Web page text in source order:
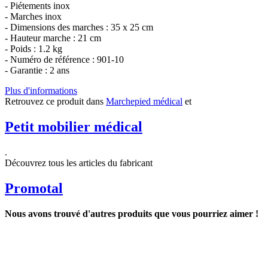
- Piétements inox
- Marches inox
- Dimensions des marches : 35 x 25 cm
- Hauteur marche : 21 cm
- Poids : 1.2 kg
- Numéro de référence : 901-10
- Garantie : 2 ans
Plus d'informations
Retrouvez ce produit dans Marchepied médical et
Petit mobilier médical
.
Découvrez tous les articles du fabricant
Promotal
Nous avons trouvé d'autres produits que vous pourriez aimer !